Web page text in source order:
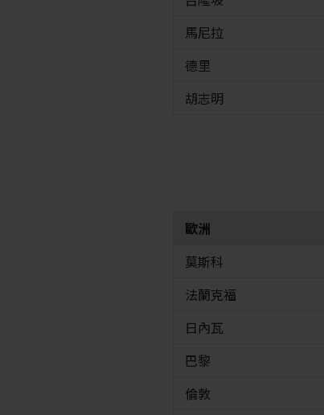
馬尼拉
德里
胡志明
歐洲
莫斯科
法蘭克福
日內瓦
巴黎
倫敦